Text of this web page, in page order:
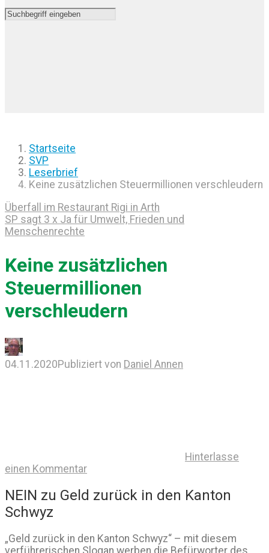
Startseite
SVP
Leserbrief
Keine zusätzlichen Steuermillionen verschleudern
Überfall im Restaurant Rigi in Arth
SP sagt 3 x Ja für Umwelt, Frieden und
Menschenrechte
Keine zusätzlichen
Steuermillionen
verschleudern
04.11.2020Publiziert von Daniel Annen
Hinterlasse
einen Kommentar
NEIN zu Geld zurück in den Kanton
Schwyz
„Geld zurück in den Kanton Schwyz“ – mit diesem
verführerischen Slogan werben die Befürworter des